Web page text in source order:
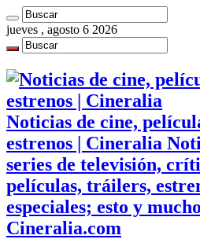
jueves , agosto 6 2026
Noticias de cine,
estrenos | Cineralia
series de televisión,
películas, tráilers,
especiales; esto y
Cineralia.com